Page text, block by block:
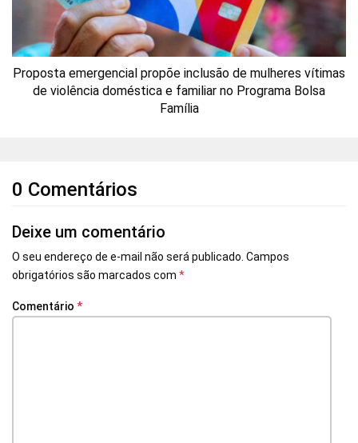
Proposta emergencial propõe inclusão de mulheres vítimas
de violência doméstica e familiar no Programa Bolsa
Família
0 Comentários
Deixe um comentário
O seu endereço de e-mail não será publicado. Campos
obrigatórios são marcados com *
Comentário *